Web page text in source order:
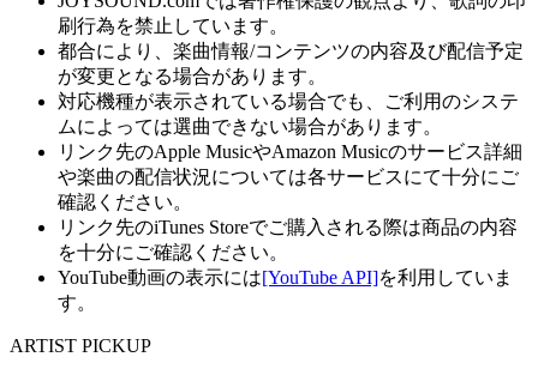
刷行為を禁止しています。
都合により、楽曲情報/コンテンツの内容及び配信予定
が変更となる場合があります。
対応機種が表示されている場合でも、ご利用のシステ
ムによっては選曲できない場合があります。
リンク先のApple MusicやAmazon Musicのサービス詳細
や楽曲の配信状況については各サービスにて十分にご
確認ください。
リンク先のiTunes Storeでご購入される際は商品の内容
を十分にご確認ください。
YouTube動画の表示には[YouTube API]を利用していま
す。
ARTIST PICKUP